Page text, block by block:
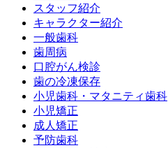
スタッフ紹介
キャラクター紹介
一般歯科
歯周病
口腔がん検診
歯の冷凍保存
小児歯科・マタニティ歯科
小児矯正
成人矯正
予防歯科